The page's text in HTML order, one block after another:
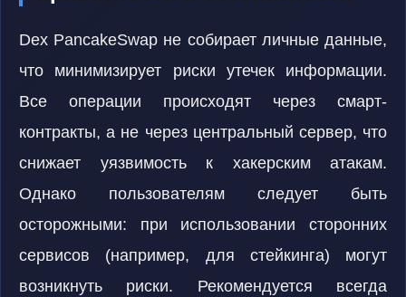
Dex PancakeSwap не собирает личные данные,
что минимизирует риски утечек информации.
Все операции происходят через смарт-
контракты, а не через центральный сервер, что
снижает уязвимость к хакерским атакам.
Однако пользователям следует быть
осторожными: при использовании сторонних
сервисов (например, для стейкинга) могут
возникнуть риски. Рекомендуется всегда